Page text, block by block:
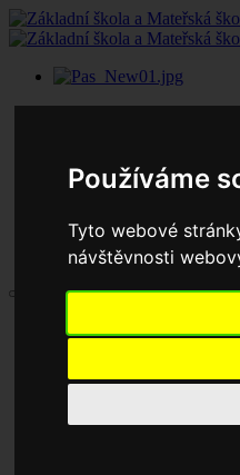
Používáme
Tyto webové
návštěvnosti
Základní škola
Dokumenty
Jednací řád